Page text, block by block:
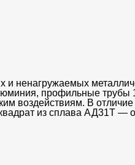
профильные
воздействиям. В
из сплава АД31Т —